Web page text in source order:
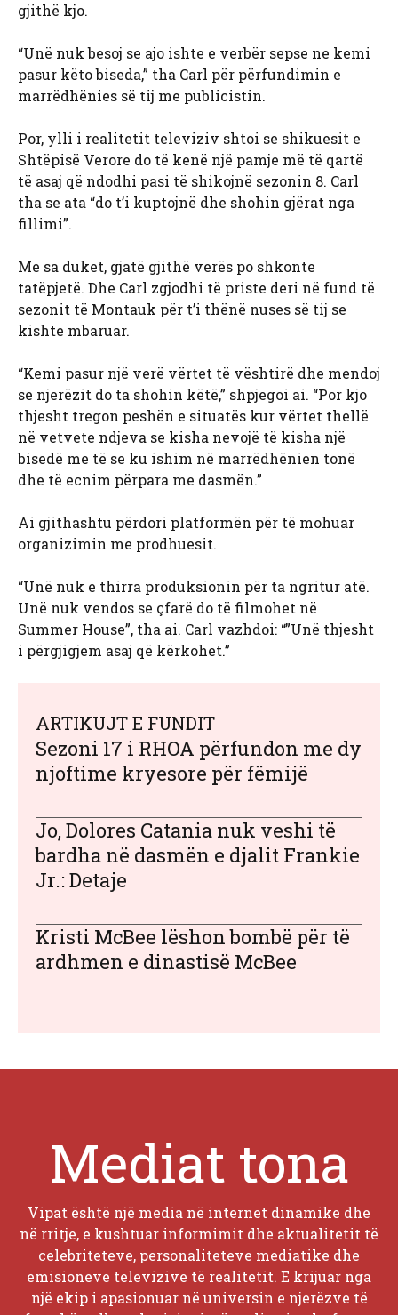
gjithë kjo.
“Unë nuk besoj se ajo ishte e verbër sepse ne kemi
pasur këto biseda,” tha Carl për përfundimin e
marrëdhënies së tij me publicistin.
Por, ylli i realitetit televiziv shtoi se shikuesit e
Shtëpisë Verore do të kenë një pamje më të qartë
të asaj që ndodhi pasi të shikojnë sezonin 8. Carl
tha se ata “do t’i kuptojnë dhe shohin gjërat nga
fillimi”.
Me sa duket, gjatë gjithë verës po shkonte
tatëpjetë. Dhe Carl zgjodhi të priste deri në fund të
sezonit të Montauk për t’i thënë nuses së tij se
kishte mbaruar.
“Kemi pasur një verë vërtet të vështirë dhe mendoj
se njerëzit do ta shohin këtë,” shpjegoi ai. “Por kjo
thjesht tregon peshën e situatës kur vërtet thellë
në vetvete ndjeva se kisha nevojë të kisha një
bisedë me të se ku ishim në marrëdhënien tonë
dhe të ecnim përpara me dasmën.”
Ai gjithashtu përdori platformën për të mohuar
organizimin me prodhuesit.
“Unë nuk e thirra produksionin për ta ngritur atë.
Unë nuk vendos se çfarë do të filmohet në
Summer House”, tha ai. Carl vazhdoi: “”Unë thjesht
i përgjigjem asaj që kërkohet.”
ARTIKUJT E FUNDIT
Sezoni 17 i RHOA përfundon me dy
njoftime kryesore për fëmijë
Jo, Dolores Catania nuk veshi të
bardha në dasmën e djalit Frankie
Jr.: Detaje
Kristi McBee lëshon bombë për të
ardhmen e dinastisë McBee
Mediat tona
Vipat është një media në internet dinamike dhe
në rritje, e kushtuar informimit dhe aktualitetit të
celebriteteve, personaliteteve mediatike dhe
emisioneve televizive të realitetit. E krijuar nga
një ekip i apasionuar në universin e njerëzve të